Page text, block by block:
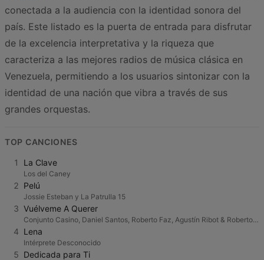
conectada a la audiencia con la identidad sonora del
país. Este listado es la puerta de entrada para disfrutar
de la excelencia interpretativa y la riqueza que
caracteriza a las mejores radios de música clásica en
Venezuela, permitiendo a los usuarios sintonizar con la
identidad de una nación que vibra a través de sus
grandes orquestas.
TOP CANCIONES
1 La Clave
Los del Caney
2 Pelú
Jossie Esteban y La Patrulla 15
3 Vuélveme A Querer
Conjunto Casino, Daniel Santos, Roberto Faz, Agustín Ribot & Roberto Espi
4 Lena
Intérprete Desconocido
5 Dedicada para Ti